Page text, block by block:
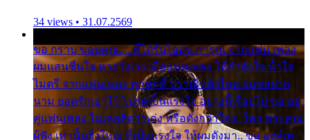
34 views • 31.07.2569
ขอ กราบ ขอบคุณ.... ที่ได้รับไออุ่น การุณ จากแฟน เพลง
ผมแสนชื่นใจ หายวังเวง เมื่อแฟนเพลง ให้กำลังใจ น้ำใจ
ไมตรี จากแฟนเพลง ทุกทุกที่ ปราณีหลั่งไหล ผมขอฝาก
นาม ยอดรักเอาไว้ โปรดเป็นแรงใจ อย่างนี้เรื่อยไป ขอ อยู่
คู่แฟนเพลง ไม่เคยคิดว่าเก่ง หรือดังกว่าใคร..ใคร พระคุณ
ผู้ฟัง เท่านั้นยิ่งใหญ่ ที่เป็นแรงใจ ให้ผมดังมา.. ขอ องค์เท